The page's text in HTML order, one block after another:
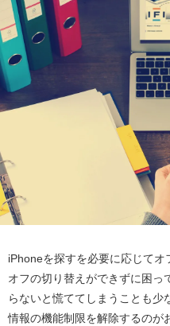
iPhoneを探すを必要に応じて
オフの切り替えができずに困っ
らないと慌ててしまうことも少
情報の機能制限を解除するのが